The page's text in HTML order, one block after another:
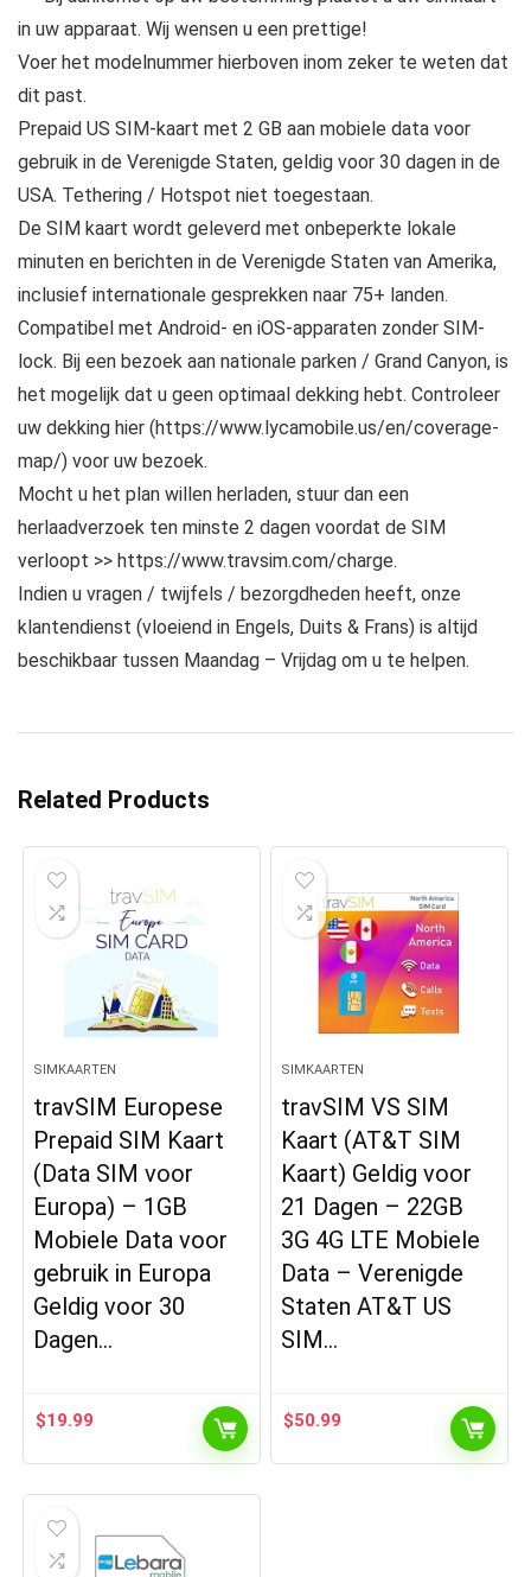
in uw apparaat. Wij wensen u een prettige!
Voer het modelnummer hierboven inom zeker te weten dat
dit past.
Prepaid US SIM-kaart met 2 GB aan mobiele data voor
gebruik in de Verenigde Staten, geldig voor 30 dagen in de
USA. Tethering / Hotspot niet toegestaan.
De SIM kaart wordt geleverd met onbeperkte lokale
minuten en berichten in de Verenigde Staten van Amerika,
inclusief internationale gesprekken naar 75+ landen.
Compatibel met Android- en iOS-apparaten zonder SIM-
lock. Bij een bezoek aan nationale parken / Grand Canyon, is
het mogelijk dat u geen optimaal dekking hebt. Controleer
uw dekking hier (https://www.lycamobile.us/en/coverage-
map/) voor uw bezoek.
Mocht u het plan willen herladen, stuur dan een
herlaadverzoek ten minste 2 dagen voordat de SIM
verloopt >> https://www.travsim.com/charge.
Indien u vragen / twijfels / bezorgdheden heeft, onze
klantendienst (vloeiend in Engels, Duits & Frans) is altijd
beschikbaar tussen Maandag – Vrijdag om u te helpen.
Related Products
SIMKAARTEN
travSIM Europese
Prepaid SIM Kaart
(Data SIM voor
Europa) – 1GB
Mobiele Data voor
gebruik in Europa
Geldig voor 30
Dagen…
$19.99
SIMKAARTEN
travSIM VS SIM
Kaart (AT&T SIM
Kaart) Geldig voor
21 Dagen – 22GB
3G 4G LTE Mobiele
Data – Verenigde
Staten AT&T US
SIM…
$50.99